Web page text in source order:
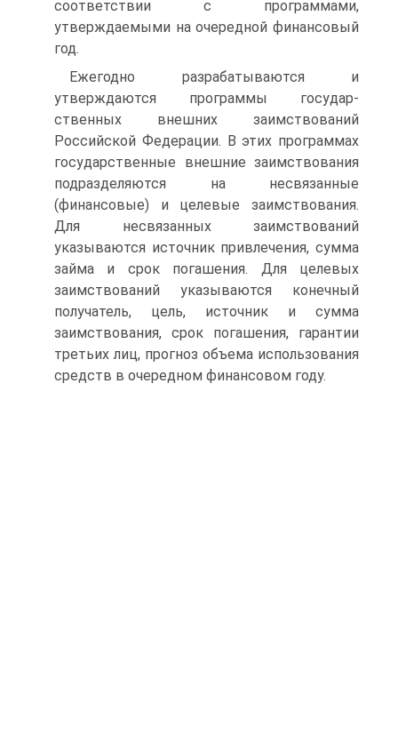
соответствии с программами,
утверждаемыми на оче­редной финансовый
год.
Ежегодно разрабатываются и
утверждаются программы государ­
ственных внешних заимствований
Российской Федерации. В этих про­граммах
государственные внешние заимствования
подразделяются на несвязанные
(финансовые) и целевые заимствования.
Для несвя­занных заимствований
указываются источник привлечения, сумма
займа и срок погашения. Для целевых
заимствований указываются конечный
получатель, цель, источник и сумма
заимствования, срок погашения, гарантии
третьих лиц, прогноз объема использования
средств в очередном финансовом году.